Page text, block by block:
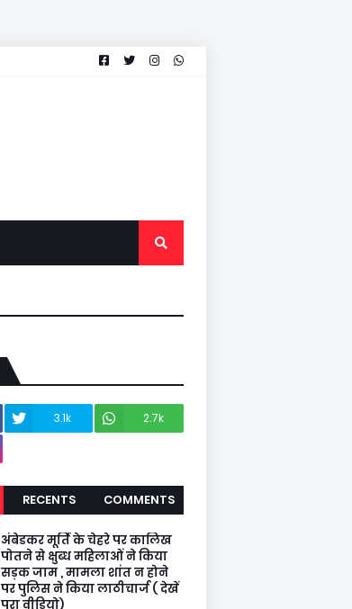
3.1k
2.7k
RECENTS COMMENTS
अंबेडकर मूर्ति के चेहरे पर कालिख
पोतने से क्षुब्ध महिलाओं ने किया
सड़क जाम , मामला शांत न होने
पर पुलिस ने किया लाठीचार्ज ( देखें
पूरा वीडियो)